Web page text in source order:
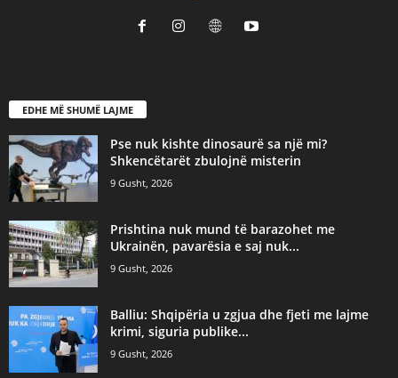
EDHE MË SHUMË LAJME
Pse nuk kishte dinosaurë sa një mi?
Shkencëtarët zbulojnë misterin
9 Gusht, 2026
Prishtina nuk mund të barazohet me
Ukrainën, pavarësia e saj nuk...
9 Gusht, 2026
Balliu: Shqipëria u zgjua dhe fjeti me lajme
krimi, siguria publike...
9 Gusht, 2026